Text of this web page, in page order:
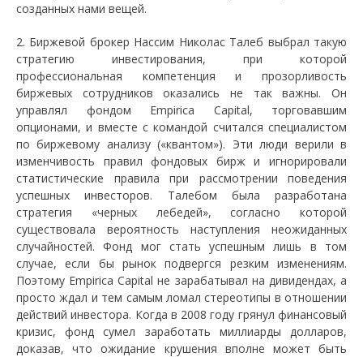
созданных нами вещей.
2. Биржевой брокер Нассим Николас Талеб выбрал такую
стратегию инвестирования, при которой
профессиональная компетенция и прозорливость
биржевых сотрудников оказались не так важны. Он
управлял фондом Empirica Capital, торговавшим
опционами, и вместе с командой считался специалистом
по биржевому анализу («квантом»). Эти люди верили в
изменчивость правил фондовых бирж и игнорировали
статистические правила при рассмотрении поведения
успешных инвесторов. Талебом была разработана
стратегия «черных лебедей», согласно которой
существовала вероятность наступления неожиданных
случайностей. Фонд мог стать успешным лишь в том
случае, если бы рынок подвергся резким изменениям.
Поэтому Empirica Capital не зарабатывал на дивидендах, а
просто ждал и тем самым ломал стереотипы в отношении
действий инвестора. Когда в 2008 году грянул финансовый
кризис, фонд сумел заработать миллиарды долларов,
доказав, что ожидание крушения вполне может быть